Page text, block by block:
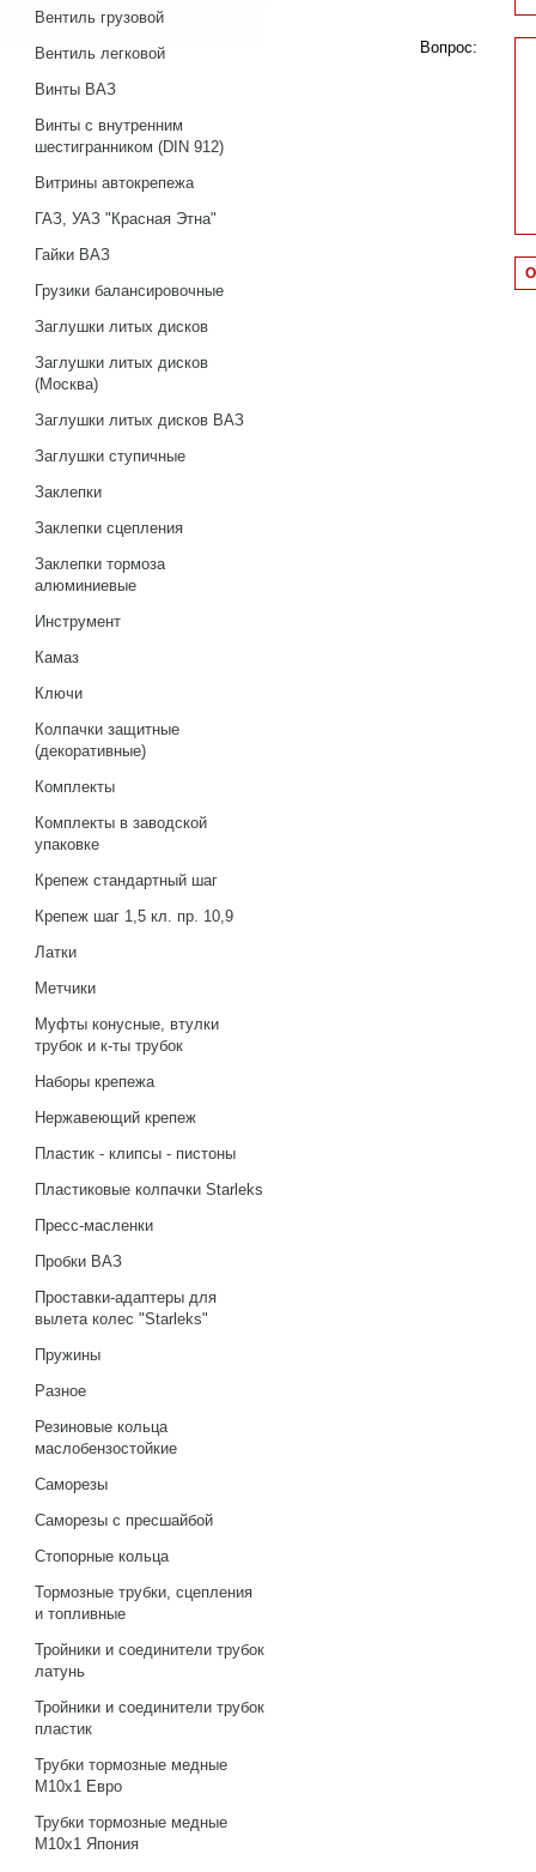
Вентиль грузовой
Вентиль легковой
Винты ВАЗ
Винты с внутренним
шестигранником (DIN 912)
Витрины автокрепежа
ГАЗ, УАЗ "Красная Этна"
Гайки ВАЗ
Грузики балансировочные
Заглушки литых дисков
Заглушки литых дисков
(Москва)
Заглушки литых дисков ВАЗ
Заглушки ступичные
Заклепки
Заклепки сцепления
Заклепки тормоза
алюминиевые
Инструмент
Камаз
Ключи
Колпачки защитные
(декоративные)
Комплекты
Комплекты в заводской
упаковке
Крепеж стандартный шаг
Крепеж шаг 1,5 кл. пр. 10,9
Латки
Метчики
Муфты конусные, втулки
трубок и к-ты трубок
Наборы крепежа
Нержавеющий крепеж
Пластик - клипсы - пистоны
Пластиковые колпачки Starleks
Пресс-масленки
Пробки ВАЗ
Проставки-адаптеры для
вылета колес "Starleks"
Пружины
Разное
Резиновые кольца
маслобензостойкие
Саморезы
Саморезы с пресшайбой
Стопорные кольца
Тормозные трубки, сцепления
и топливные
Тройники и соединители трубок
латунь
Тройники и соединители трубок
пластик
Трубки тормозные медные
М10х1 Евро
Трубки тормозные медные
М10х1 Япония
Вопрос: